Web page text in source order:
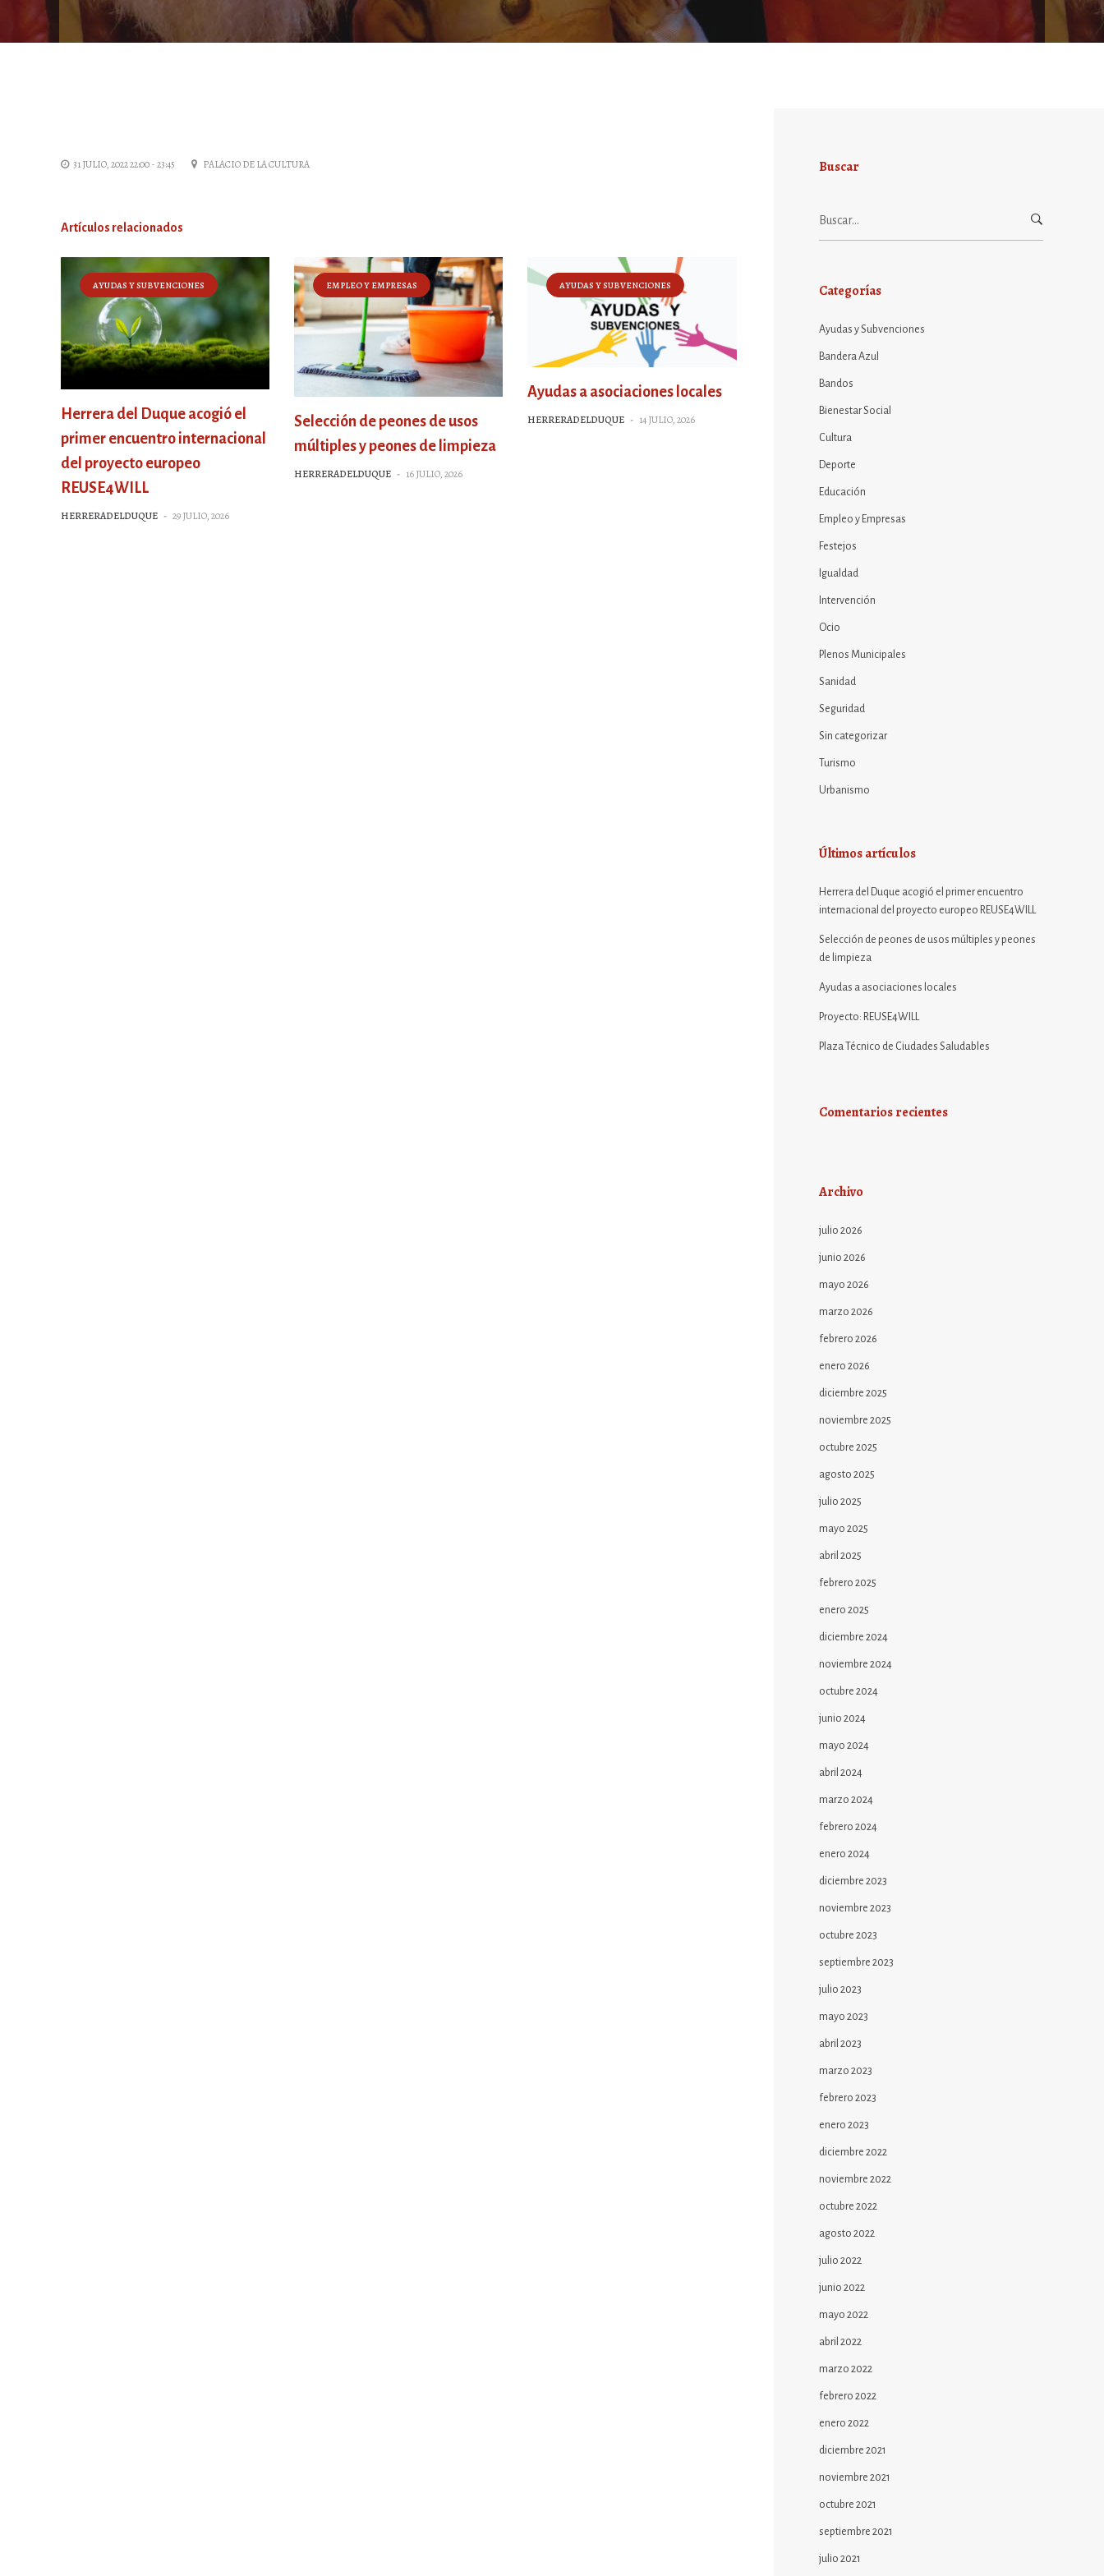
31 JULIO, 2022 22:00 - 23:45 PALACIO DE LA CULTURA
Artículos relacionados
AYUDAS Y SUBVENCIONES
Herrera del Duque acogió el
primer encuentro internacional
del proyecto europeo
REUSE4WILL
HERRERADELDUQUE - 29 JULIO, 2026
EMPLEO Y EMPRESAS
Selección de peones de usos
múltiples y peones de limpieza
HERRERADELDUQUE - 16 JULIO, 2026
AYUDAS Y SUBVENCIONES
Ayudas a asociaciones locales
HERRERADELDUQUE - 14 JULIO, 2026
Buscar
Categorías
Ayudas y Subvenciones
Bandera Azul
Bandos
Bienestar Social
Cultura
Deporte
Educación
Empleo y Empresas
Festejos
Igualdad
Intervención
Ocio
Plenos Municipales
Sanidad
Seguridad
Sin categorizar
Turismo
Urbanismo
Últimos artículos
Herrera del Duque acogió el primer encuentro
internacional del proyecto europeo REUSE4WILL
Selección de peones de usos múltiples y peones
de limpieza
Ayudas a asociaciones locales
Proyecto: REUSE4WILL
Plaza Técnico de Ciudades Saludables
Comentarios recientes
Archivo
julio 2026
junio 2026
mayo 2026
marzo 2026
febrero 2026
enero 2026
diciembre 2025
noviembre 2025
octubre 2025
agosto 2025
julio 2025
mayo 2025
abril 2025
febrero 2025
enero 2025
diciembre 2024
noviembre 2024
octubre 2024
junio 2024
mayo 2024
abril 2024
marzo 2024
febrero 2024
enero 2024
diciembre 2023
noviembre 2023
octubre 2023
septiembre 2023
julio 2023
mayo 2023
abril 2023
marzo 2023
febrero 2023
enero 2023
diciembre 2022
noviembre 2022
octubre 2022
agosto 2022
julio 2022
junio 2022
mayo 2022
abril 2022
marzo 2022
febrero 2022
enero 2022
diciembre 2021
noviembre 2021
octubre 2021
septiembre 2021
julio 2021